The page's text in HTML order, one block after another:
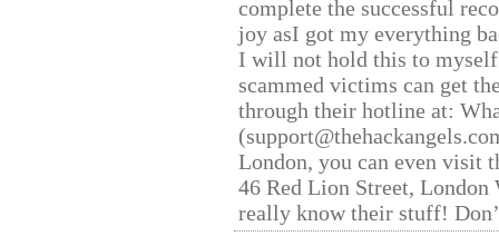
complete the successful
joy asI got my everything
I will not hold this to
scammed victims can get
through their hotline at:
London, you can even visit
46 Red Lion Street, London
really know their stuff!